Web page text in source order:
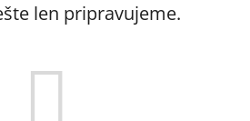
len pripravujeme.